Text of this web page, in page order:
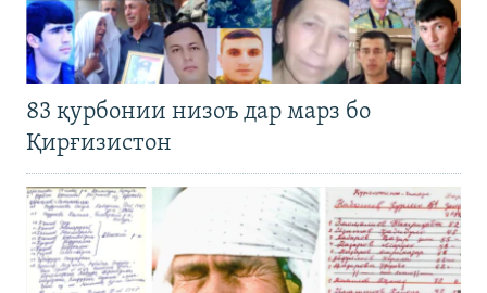
83 қурбонии низоъ дар марз бо
Қирғизистон